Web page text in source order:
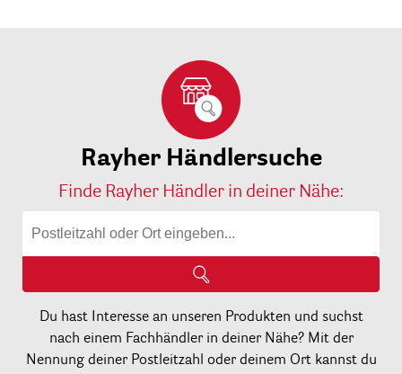
Rayher Händlersuche
Finde Rayher Händler in deiner Nähe:
Du hast Interesse an unseren Produkten und suchst
nach einem Fachhändler in deiner Nähe? Mit der
Nennung deiner Postleitzahl oder deinem Ort kannst du